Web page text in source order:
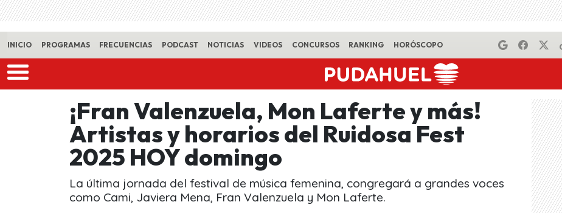
INICIO PROGRAMAS FRECUENCIAS PODCAST NOTICIAS VIDEOS CONCURSOS RANKING HORÓSCOPO
¡Fran Valenzuela, Mon Laferte y más!
Artistas y horarios del Ruidosa Fest
2025 HOY domingo
La última jornada del festival de música femenina, congregará a grandes voces
como Cami, Javiera Mena, Fran Valenzuela y Mon Laferte.